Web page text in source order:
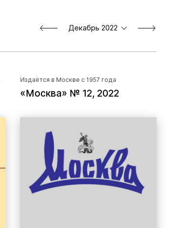
Декабрь 2022
Издаётся в Москве с 1957 года
«Москва» № 12, 2022